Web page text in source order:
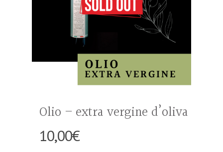
Olio – extra vergine d’oliva
10,00€